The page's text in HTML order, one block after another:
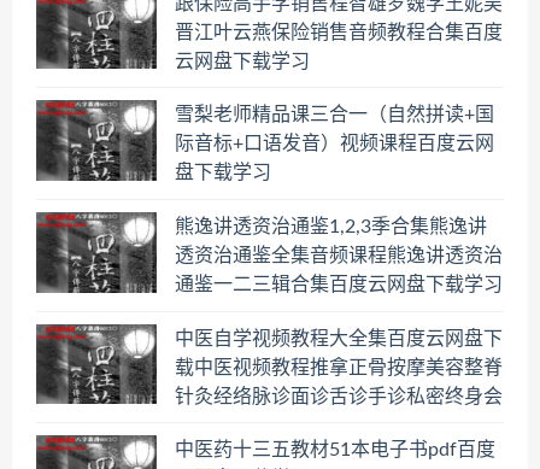
晋江叶云燕保险销售音频教程合集百度
云网盘下载学习
雪梨老师精品课三合一（自然拼读+国
际音标+口语发音）视频课程百度云网
盘下载学习
熊逸讲透资治通鉴1,2,3季合集熊逸讲
透资治通鉴全集音频课程熊逸讲透资治
通鉴一二三辑合集百度云网盘下载学习
中医自学视频教程大全集百度云网盘下
载中医视频教程推拿正骨按摩美容整脊
针灸经络脉诊面诊舌诊手诊私密终身会
中医药十三五教材51本电子书pdf百度